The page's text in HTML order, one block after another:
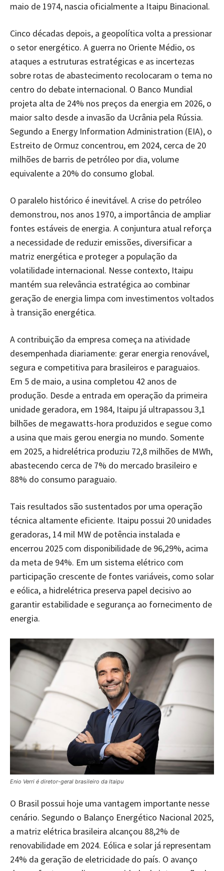
maio de 1974, nascia oficialmente a Itaipu Binacional.
Cinco décadas depois, a geopolítica volta a pressionar
o setor energético. A guerra no Oriente Médio, os
ataques a estruturas estratégicas e as incertezas
sobre rotas de abastecimento recolocaram o tema no
centro do debate internacional. O Banco Mundial
projeta alta de 24% nos preços da energia em 2026, o
maior salto desde a invasão da Ucrânia pela Rússia.
Segundo a Energy Information Administration (EIA), o
Estreito de Ormuz concentrou, em 2024, cerca de 20
milhões de barris de petróleo por dia, volume
equivalente a 20% do consumo global.
O paralelo histórico é inevitável. A crise do petróleo
demonstrou, nos anos 1970, a importância de ampliar
fontes estáveis de energia. A conjuntura atual reforça
a necessidade de reduzir emissões, diversificar a
matriz energética e proteger a população da
volatilidade internacional. Nesse contexto, Itaipu
mantém sua relevância estratégica ao combinar
geração de energia limpa com investimentos voltados
à transição energética.
A contribuição da empresa começa na atividade
desempenhada diariamente: gerar energia renovável,
segura e competitiva para brasileiros e paraguaios.
Em 5 de maio, a usina completou 42 anos de
produção. Desde a entrada em operação da primeira
unidade geradora, em 1984, Itaipu já ultrapassou 3,1
bilhões de megawatts-hora produzidos e segue como
a usina que mais gerou energia no mundo. Somente
em 2025, a hidrelétrica produziu 72,8 milhões de MWh,
abastecendo cerca de 7% do mercado brasileiro e
88% do consumo paraguaio.
Tais resultados são sustentados por uma operação
técnica altamente eficiente. Itaipu possui 20 unidades
geradoras, 14 mil MW de potência instalada e
encerrou 2025 com disponibilidade de 96,29%, acima
da meta de 94%. Em um sistema elétrico com
participação crescente de fontes variáveis, como solar
e eólica, a hidrelétrica preserva papel decisivo ao
garantir estabilidade e segurança ao fornecimento de
energia.
Enio Verri é diretor-geral brasileiro da Itaipu
O Brasil possui hoje uma vantagem importante nesse
cenário. Segundo o Balanço Energético Nacional 2025,
a matriz elétrica brasileira alcançou 88,2% de
renovabilidade em 2024. Eólica e solar já representam
24% da geração de eletricidade do país. O avanço